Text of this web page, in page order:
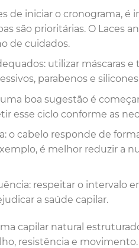
de iniciar o cronograma,
são prioritárias. O Laces
de cuidados.
utilizar máscaras
parabenos e
boa sugestão é
esse ciclo conforme as
o cabelo responde de
é melhor reduzir a
respeitar o intervalo
a saúde capilar.
capilar natural
resistência e